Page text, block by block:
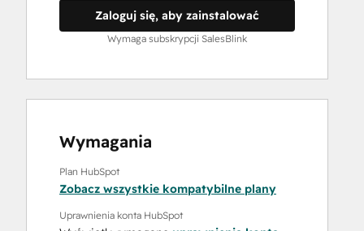
Zaloguj się, aby zainstalować
Wymaga subskrypcji SalesBlink
Wymagania
Plan HubSpot
Zobacz wszystkie kompatybilne plany
Uprawnienia konta HubSpot